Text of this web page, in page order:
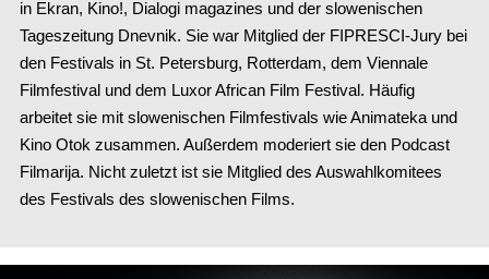
in Ekran, Kino!, Dialogi magazines und der slowenischen
Tageszeitung Dnevnik. Sie war Mitglied der FIPRESCI-Jury bei
den Festivals in St. Petersburg, Rotterdam, dem Viennale
Filmfestival und dem Luxor African Film Festival. Häufig
arbeitet sie mit slowenischen Filmfestivals wie Animateka und
Kino Otok zusammen. Außerdem moderiert sie den Podcast
Filmarija. Nicht zuletzt ist sie Mitglied des Auswahlkomitees
des Festivals des slowenischen Films.